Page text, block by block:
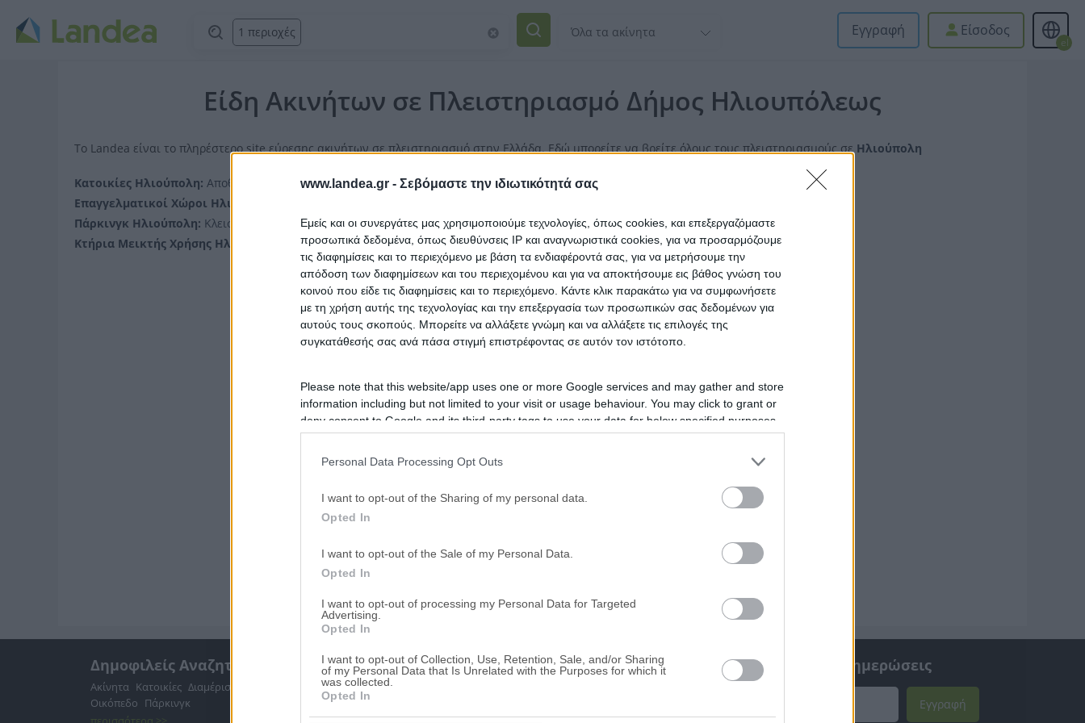
www.landea.gr - Σεβόμαστε την ιδιωτικότητά σας
Εμείς και οι συνεργάτες μας χρησιμοποιούμε τεχνολογίες, όπως cookies, και επεξεργαζόμαστε
προσωπικά δεδομένα, όπως διευθύνσεις IP και αναγνωριστικά cookies, για να προσαρμόζουμε
τις διαφημίσεις και το περιεχόμενο με βάση τα ενδιαφέροντά σας, για να μετρήσουμε την
απόδοση των διαφημίσεων και του περιεχομένου και για να αποκτήσουμε εις βάθος γνώση του
κοινού που είδε τις διαφημίσεις και το περιεχόμενο. Κάντε κλικ παρακάτω για να συμφωνήσετε
με τη χρήση αυτής της τεχνολογίας και την επεξεργασία των προσωπικών σας δεδομένων για
αυτούς τους σκοπούς. Μπορείτε να αλλάξετε γνώμη και να αλλάξετε τις επιλογές της
συγκατάθεσής σας ανά πάσα στιγμή επιστρέφοντας σε αυτόν τον ιστότοπο.
Please note that this website/app uses one or more Google services and may gather and store
information including but not limited to your visit or usage behaviour. You may click to grant or
deny consent to Google and its third-party tags to use your data for below specified purposes
in below Google consent section.
Personal Data Processing Opt Outs
I want to opt-out of the Sharing of my personal data.
Opted In
I want to opt-out of the Sale of my Personal Data.
Opted In
I want to opt-out of processing my Personal Data for Targeted
Advertising.
Opted In
I want to opt-out of Collection, Use, Retention, Sale, and/or Sharing
of my Personal Data that Is Unrelated with the Purposes for which it
was collected.
Opted In
1 περιοχές Εγγραφή Είσοδος
el
Είδη Ακινήτων σε Πλειστηριασμό Δήμος Ηλιουπόλεως
Το Landea είναι το πληρέστερο site εύρεσης ακινήτων σε πλειστηριασμό στην Ελλάδα. Εδώ μπορείτε να βρείτε όλους τους πλειστηριασμούς σε Ηλιούπολη
Κατοικίες Ηλιούπολη: Αποθήκη Ηλιούπολη,Διαμέρισμα Ηλιούπολη,Κτήριο Ηλιούπολη,Μεζονέτα Ηλιούπολη
Επαγγελματικοί Χώροι Ηλιούπολη:
Πάρκινγκ Ηλιούπολη: Κλειστό parking Ηλιούπολη
Κτήρια Μεικτής Χρήσης Ηλιούπολη:
Δημοφιλείς Αναζητήσεις
Ακίνητα Κατοικίες Διαμέρισμα Επαγγελματικοί Χώροι Κατάστημα
Οικόπεδο Πάρκινγκ
Εγγραφείτε για να λαμβάνετε νέα & ενημερώσεις
Εγγραφή